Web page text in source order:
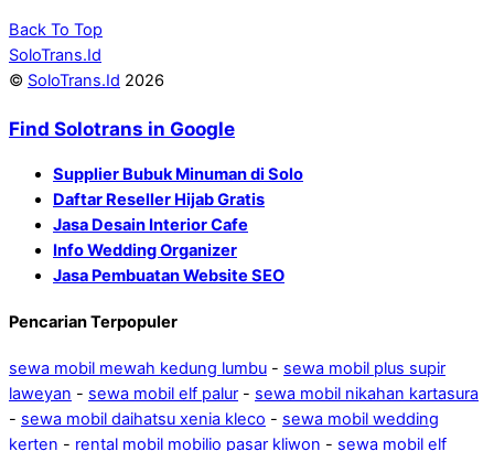
Back To Top
SoloTrans.Id
© SoloTrans.Id 2026
Find Solotrans in Google
Supplier Bubuk Minuman di Solo
Daftar Reseller Hijab Gratis
Jasa Desain Interior Cafe
Info Wedding Organizer
Jasa Pembuatan Website SEO
Pencarian Terpopuler
sewa mobil mewah kedung lumbu - sewa mobil plus supir
laweyan - sewa mobil elf palur - sewa mobil nikahan kartasura
- sewa mobil daihatsu xenia kleco - sewa mobil wedding
kerten - rental mobil mobilio pasar kliwon - sewa mobil elf